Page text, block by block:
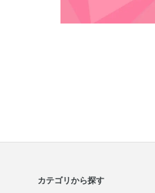
カテゴリから探す